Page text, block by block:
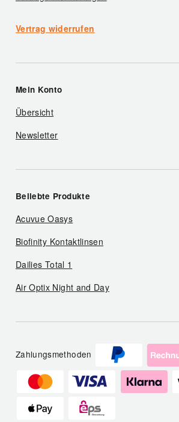
Vertrag widerrufen
Mein Konto
Übersicht
Newsletter
Beliebte Produkte
Acuvue Oasys
Biofinity Kontaktlinsen
Dailies Total 1
Air Optix Night and Day
Zahlungsmethoden